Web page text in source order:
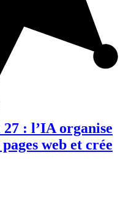
: l’IA organise
web et crée